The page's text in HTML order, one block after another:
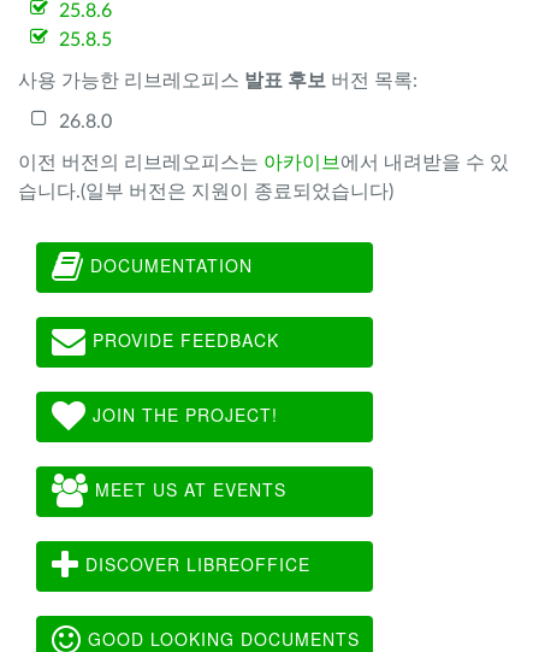
25.8.6
25.8.5
사용 가능한 리브레오피스 발표 후보 버전 목록:
26.8.0
이전 버전의 리브레오피스는 아카이브 에서 내려받을 수 있
습니다.(일부 버전은 지원이 종료되었습니다)
DOCUMENTATION
PROVIDE FEEDBACK
JOIN THE PROJECT!
MEET US AT EVENTS
DISCOVER LIBREOFFICE
GOOD LOOKING DOCUMENTS